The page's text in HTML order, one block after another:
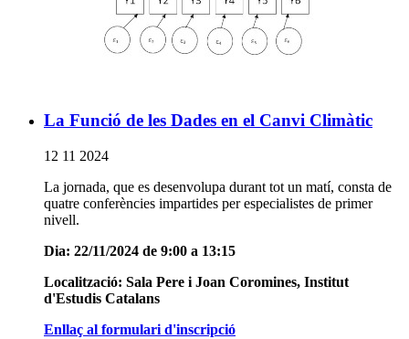
La Funció de les Dades en el Canvi Climàtic
12 11 2024
La jornada, que es desenvolupa durant tot un matí, consta de
quatre conferències impartides per especialistes de primer
nivell.
Dia: 22/11/2024 de 9:00 a 13:15
Localització: Sala Pere i Joan Coromines, Institut
d'Estudis Catalans
Enllaç al formulari d'inscripció